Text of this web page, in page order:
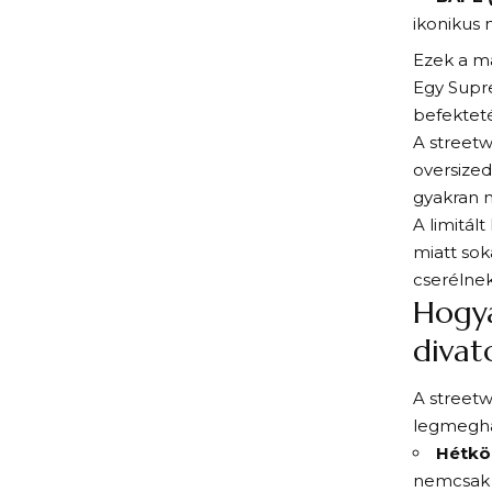
ikonikus
Ezek a
Egy
A
gyakran
A limitált
miatt
A